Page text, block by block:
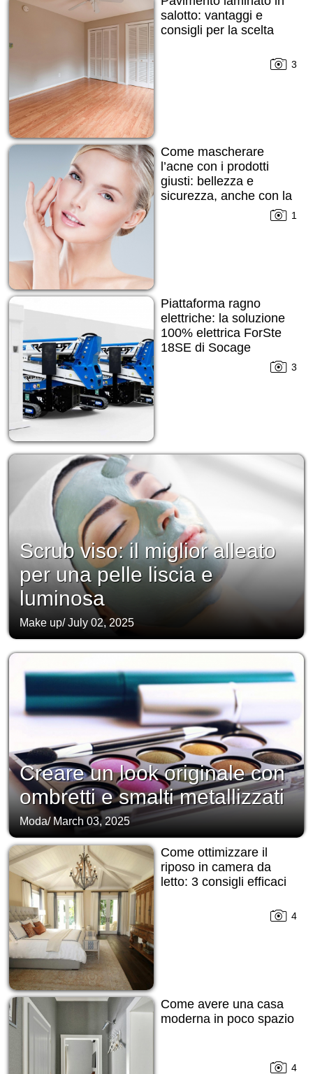
salotto: vantaggi e
consigli per la scelta
3
Come mascherare
l’acne con i prodotti
giusti: bellezza e
sicurezza, anche con la
1
Piattaforma ragno
elettriche: la soluzione
100% elettrica ForSte
18SE di Socage
3
Scrub viso: il miglior alleato
per una pelle liscia e
luminosa
Make up/July 02, 2025
Creare un look originale con
ombretti e smalti metallizzati
Moda/ March 03, 2025
Come ottimizzare il
riposo in camera da
letto: 3 consigli efficaci
4
Come avere una casa
moderna in poco spazio
4